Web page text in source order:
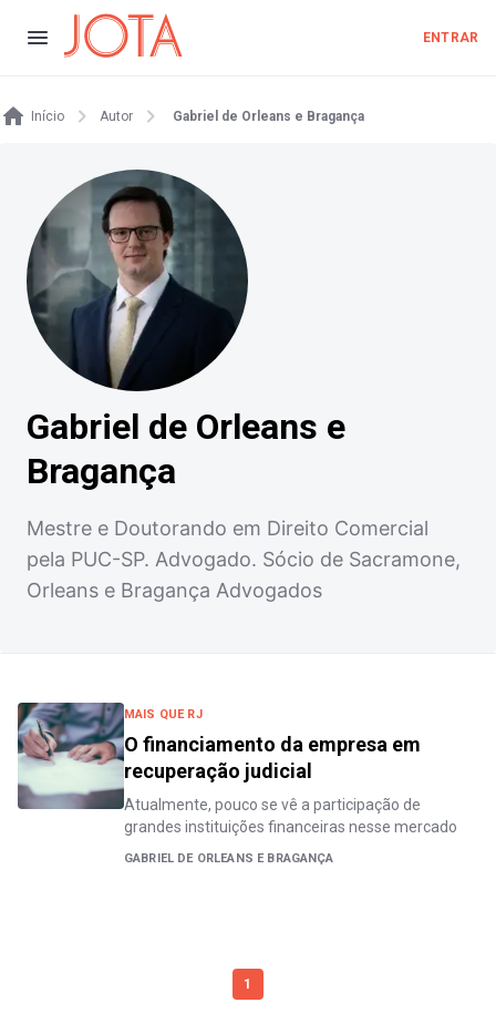
ENTRAR
Início Autor Gabriel de Orleans e Bragança
Gabriel de Orleans e
Bragança
Mestre e Doutorando em Direito Comercial
pela PUC-SP. Advogado. Sócio de Sacramone,
Orleans e Bragança Advogados
MAIS QUE RJ
O financiamento da empresa em
recuperação judicial
Atualmente, pouco se vê a participação de
grandes instituições financeiras nesse mercado
GABRIEL DE ORLEANS E BRAGANÇA
1